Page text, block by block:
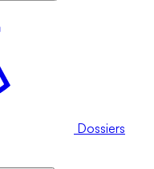
Dossiers